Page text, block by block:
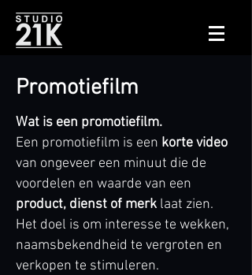
Promotiefilm
Wat is een promotiefilm.
Een promotiefilm is een korte video
van ongeveer een minuut die de
voordelen en waarde van een
product, dienst of merk laat zien.
Het doel is om interesse te wekken,
naamsbekendheid te vergroten en
verkopen te stimuleren.